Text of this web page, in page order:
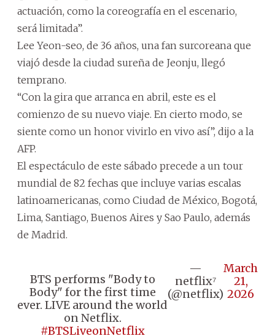
actuación, como la coreografía en el escenario,
será limitada”.
Lee Yeon-seo, de 36 años, una fan surcoreana que
viajó desde la ciudad sureña de Jeonju, llegó
temprano.
“Con la gira que arranca en abril, este es el
comienzo de su nuevo viaje. En cierto modo, se
siente como un honor vivirlo en vivo así”, dijo a la
AFP.
El espectáculo de este sábado precede a un tour
mundial de 82 fechas que incluye varias escalas
latinoamericanas, como Ciudad de México, Bogotá,
Lima, Santiago, Buenos Aires y Sao Paulo, además
de Madrid.
BTS performs "Body to
Body" for the first time
ever. LIVE around the world
on Netflix.
#BTSLiveonNetflix
—
netflix⁷
(@netflix)
March
21,
2026